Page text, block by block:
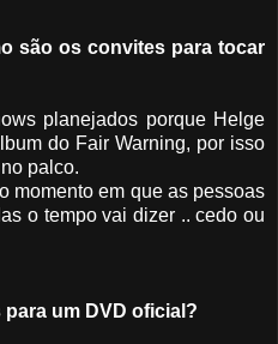
são os convites para tocar
planejados porque Helge
do Fair Warning, por isso
palco.
momento em que as pessoas
o tempo vai dizer .. cedo ou
para um DVD oficial?